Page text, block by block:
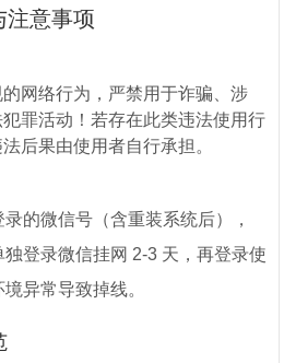
注意事项
网络行为，严禁用于诈骗、涉
罪活动！若存在此类违法使用行
后果由使用者自行承担。
的微信号（含重装系统后），
登录微信挂网 2-3 天，再登录使
异常导致掉线。